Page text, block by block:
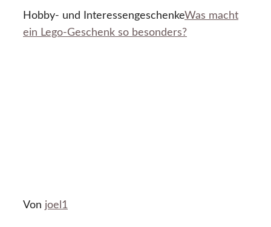
Hobby- und InteressengeschenkeWas macht
ein Lego-Geschenk so besonders?
Von joel1